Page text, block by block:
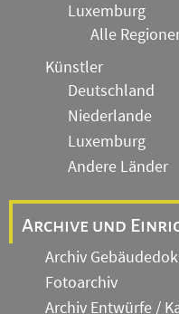
Luxemburg
Alle
Künstler
Deutschland
Niederlande
Luxemburg
Andere Länder
Archive und
Archiv
Fotoarchiv
Archiv Entwürfe /